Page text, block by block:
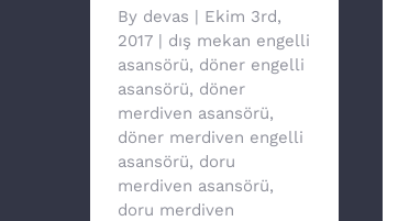
By devas | Ekim 3rd,
2017 | dış mekan engelli
asansörü, döner engelli
asansörü, döner
merdiven asansörü,
döner merdiven engelli
asansörü, doru
merdiven asansörü,
doru merdiven